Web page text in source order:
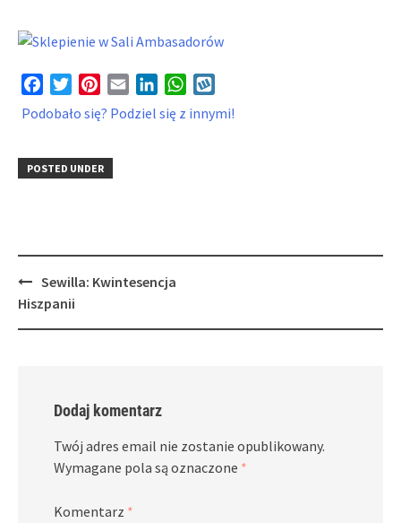
FacebookTwitterPinterest
Email LinkedInWhatsApp
Podobało się? Podziel się z innymi!
POSTED UNDER
Post
navigation
Sewilla: Kwintesencja
Hiszpanii
Dodaj komentarz
Twój adres email nie zostanie opublikowany.
Wymagane pola są oznaczone *
Komentarz *